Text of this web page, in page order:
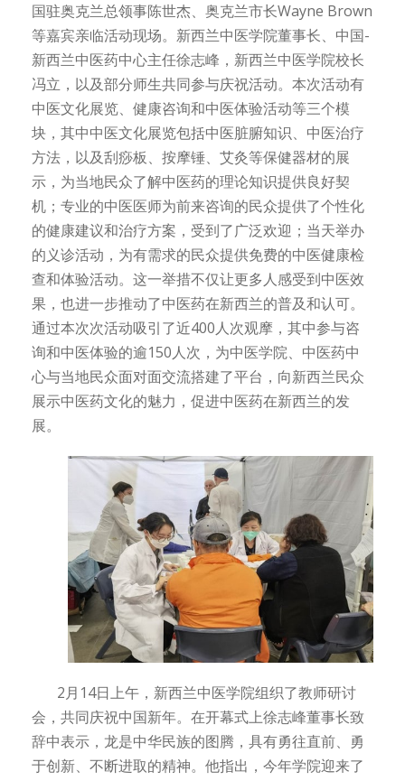
国驻奥克兰总领事陈世杰、奥克兰市长Wayne Brown
等嘉宾亲临活动现场。新西兰中医学院董事长、中国-
新西兰中医药中心主任徐志峰，新西兰中医学院校长
冯立，以及部分师生共同参与庆祝活动。本次活动有
中医文化展览、健康咨询和中医体验活动等三个模
块，其中中医文化展览包括中医脏腑知识、中医治疗
方法，以及刮痧板、按摩锤、艾灸等保健器材的展
示，为当地民众了解中医药的理论知识提供良好契
机；专业的中医医师为前来咨询的民众提供了个性化
的健康建议和治疗方案，受到了广泛欢迎；当天举办
的义诊活动，为有需求的民众提供免费的中医健康检
查和体验活动。这一举措不仅让更多人感受到中医效
果，也进一步推动了中医药在新西兰的普及和认可。
通过本次次活动吸引了近400人次观摩，其中参与咨
询和中医体验的逾150人次，为中医学院、中医药中
心与当地民众面对面交流搭建了平台，向新西兰民众
展示中医药文化的魅力，促进中医药在新西兰的发
展。
2月14日上午，新西兰中医学院组织了教师研讨
会，共同庆祝中国新年。在开幕式上徐志峰董事长致
辞中表示，龙是中华民族的图腾，具有勇往直前、勇
于创新、不断进取的精神。他指出，今年学院迎来了